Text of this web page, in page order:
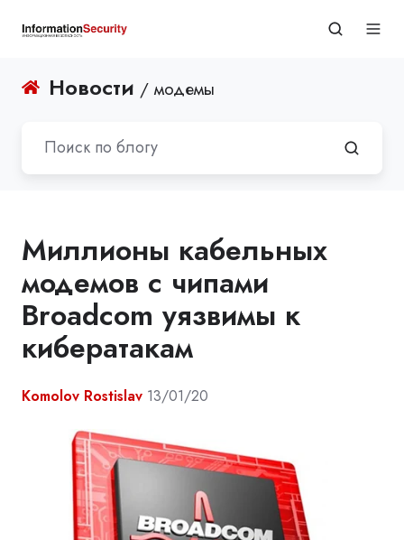
Новости / модемы
Миллионы кабельных
модемов с чипами
Broadcom уязвимы к
кибератакам
Komolov Rostislav 13/01/20